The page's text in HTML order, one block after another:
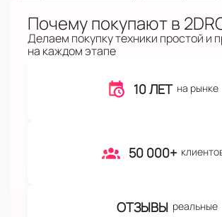
Почему покупают в
Делаем покупку техники простой и
на каждом этапе
10 ЛЕТ на рынке
50 000+
ОТЗЫВЫ реальные